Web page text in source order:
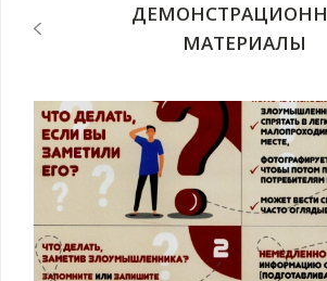
МАТЕРИАЛЫ